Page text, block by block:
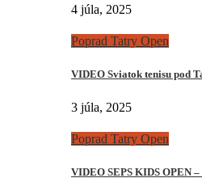
4 júla, 2025
Poprad Tatry Open
VIDEO Sviatok tenisu pod
3 júla, 2025
Poprad Tatry Open
VIDEO SEPS KIDS OPEN